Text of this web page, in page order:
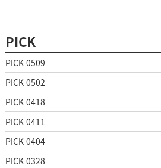
PICK
PICK 0509
PICK 0502
PICK 0418
PICK 0411
PICK 0404
PICK 0328